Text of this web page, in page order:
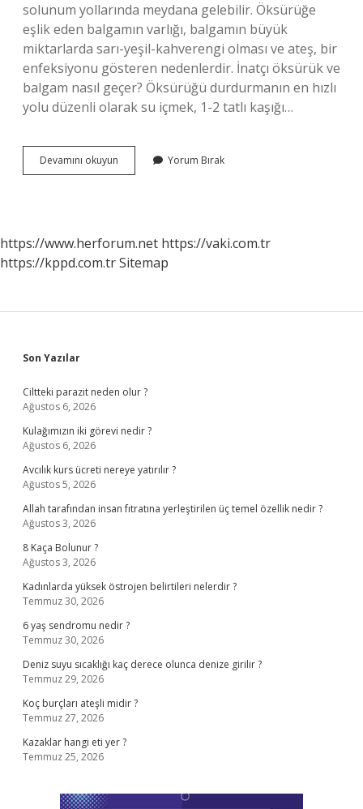
solunum yollarında meydana gelebilir. Öksürüğe
eşlik eden balgamın varlığı, balgamın büyük
miktarlarda sarı-yeşil-kahverengi olması ve ateş, bir
enfeksiyonu gösteren nedenlerdir. İnatçı öksürük ve
balgam nasıl geçer? Öksürüğü durdurmanın en hızlı
yolu düzenli olarak su içmek, 1-2 tatlı kaşığı…
Devamını okuyun Geçmeyen
Öksürük
Yorum Bırak
https://www.herforum.net https://vaki.com.tr
https://kppd.com.trSitemap
Sidebar
Son Yazılar
Ciltteki parazit neden olur ?
Ağustos 6, 2026
Kulağımızın iki görevi nedir ?
Ağustos 6, 2026
Avcılık kurs ücreti nereye yatırılır ?
Ağustos 5, 2026
Allah tarafından insan fıtratına yerleştirilen üç temel özellik nedir ?
Ağustos 3, 2026
8 Kaça Bolunur ?
Ağustos 3, 2026
Kadınlarda yüksek östrojen belirtileri nelerdir ?
Temmuz 30, 2026
6 yaş sendromu nedir ?
Temmuz 30, 2026
Deniz suyu sıcaklığı kaç derece olunca denize girilir ?
Temmuz 29, 2026
Koç burçları ateşli midir ?
Temmuz 27, 2026
Kazaklar hangi eti yer ?
Temmuz 25, 2026